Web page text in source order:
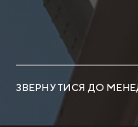
ЗВЕРНУТИСЯ ДО